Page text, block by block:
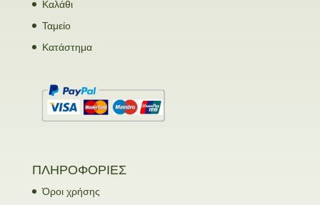
Καλάθι
Ταμείο
Κατάστημα
ΠΛΗΡΟΦΟΡΙΕΣ
Όροι χρήσης